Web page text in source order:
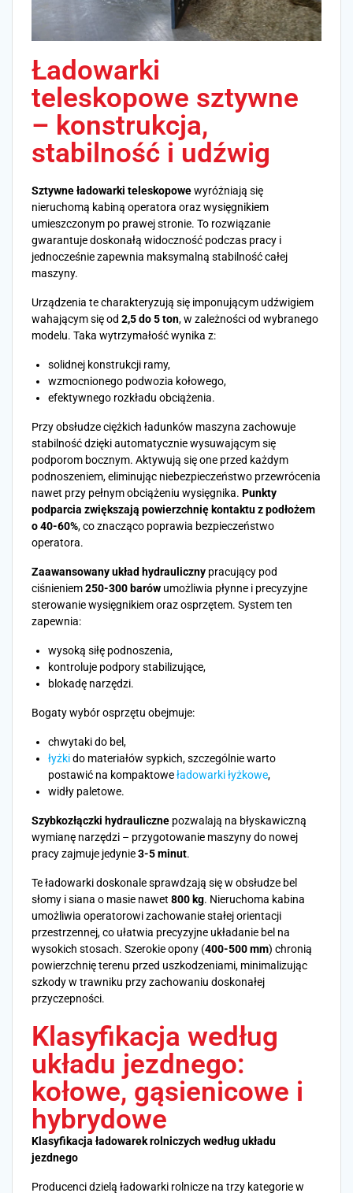
Ładowarki
teleskopowe sztywne
– konstrukcja,
stabilność i udźwig
Sztywne ładowarki teleskopowewyróżniają się
nieruchomą kabiną operatora oraz wysięgnikiem
umieszczonym po prawej stronie. To rozwiązanie
gwarantuje doskonałą widoczność podczas pracy i
jednocześnie zapewnia maksymalną stabilność całej
maszyny.
Urządzenia te charakteryzują się imponującym udźwigiem
wahającym się od 2,5 do 5 ton, w zależności od wybranego
modelu. Taka wytrzymałość wynika z:
solidnej konstrukcji ramy,
wzmocnionego podwozia kołowego,
efektywnego rozkładu obciążenia.
Przy obsłudze ciężkich ładunków maszyna zachowuje
stabilność dzięki automatycznie wysuwającym się
podporom bocznym. Aktywują się one przed każdym
podnoszeniem, eliminując niebezpieczeństwo przewrócenia
nawet przy pełnym obciążeniu wysięgnika. Punkty
podparcia zwiększają powierzchnię kontaktu z podłożem
o 40-60%, co znacząco poprawia bezpieczeństwo
operatora.
Zaawansowany układ hydrauliczny pracujący pod
ciśnieniem250-300 barów umożliwia płynne i precyzyjne
sterowanie wysięgnikiem oraz osprzętem. System ten
zapewnia:
wysoką siłę podnoszenia,
kontroluje podpory stabilizujące,
blokadę narzędzi.
Bogaty wybór osprzętu obejmuje:
chwytaki do bel,
łyżkido materiałów sypkich, szczególnie warto
postawić na kompaktoweładowarki łyżkowe,
widły paletowe.
Szybkozłączki hydrauliczne pozwalają na błyskawiczną
wymianę narzędzi – przygotowanie maszyny do nowej
pracy zajmuje jedynie3-5 minut.
Te ładowarki doskonale sprawdzają się w obsłudze bel
słomy i siana o masie nawet 800 kg. Nieruchoma kabina
umożliwia operatorowi zachowanie stałej orientacji
przestrzennej, co ułatwia precyzyjne układanie bel na
wysokich stosach. Szerokie opony (400-500 mm) chronią
powierzchnię terenu przed uszkodzeniami, minimalizując
szkody w trawniku przy zachowaniu doskonałej
przyczepności.
Klasyfikacja według
układu jezdnego:
kołowe, gąsienicowe i
hybrydowe
Klasyfikacja ładowarek rolniczych według układu
jezdnego
Producenci dzielą ładowarki rolnicze na trzy kategorie w